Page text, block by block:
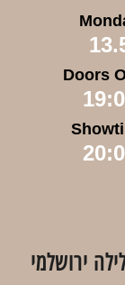
Doors
ירושלמי